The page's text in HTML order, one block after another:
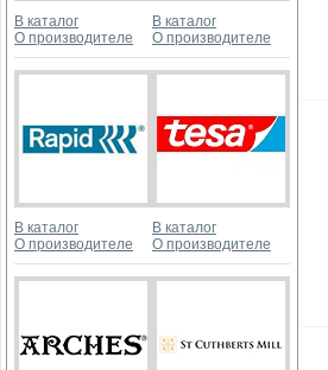
В каталог
О производителе
В каталог
О производителе
В каталог
О производителе
В каталог
О производителе